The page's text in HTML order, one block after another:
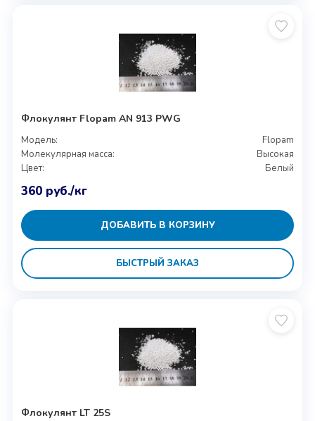
Флокулянт Flopam AN 913 PWG
Модель:
Flopam
Молекулярная масса:
Высокая
Цвет:
Белый
360 руб./кг
ДОБАВИТЬ В КОРЗИНУ
БЫСТРЫЙ ЗАКАЗ
Флокулянт LT 25S